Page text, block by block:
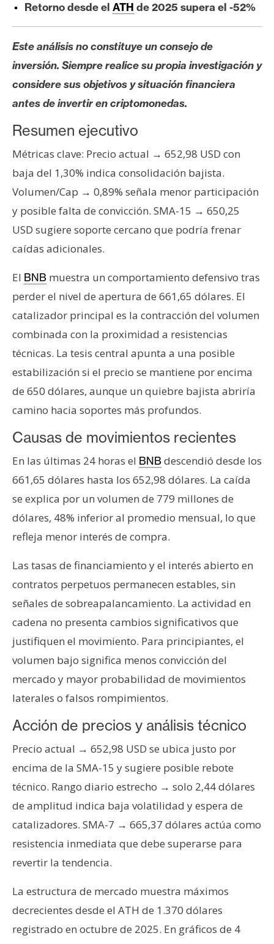
á
l
i
s
s
N
o
a
s
d
P
r
n
s
a
T
e
a
s
R
e
c
r
o
s
C
o
n
t
c
o
y
P
u
l
i
c
d
a
d
Retorno desde el ATH de 2025 supera el -52%
Este análisis no constituye un consejo de
inversión. Siempre realice su propia investigación y
considere sus objetivos y situación financiera
antes de invertir en criptomonedas.
Resumen ejecutivo
Métricas clave: Precio actual → 652,98 USD con
baja del 1,30% indica consolidación bajista.
Volumen/Cap → 0,89% señala menor participación
y posible falta de convicción. SMA-15 → 650,25
USD sugiere soporte cercano que podría frenar
caídas adicionales.
El BNB muestra un comportamiento defensivo tras
perder el nivel de apertura de 661,65 dólares. El
catalizador principal es la contracción del volumen
combinada con la proximidad a resistencias
técnicas. La tesis central apunta a una posible
estabilización si el precio se mantiene por encima
de 650 dólares, aunque un quiebre bajista abriría
camino hacia soportes más profundos.
Causas de movimientos recientes
En las últimas 24 horas el BNB descendió desde los
661,65 dólares hasta los 652,98 dólares. La caída
se explica por un volumen de 779 millones de
dólares, 48% inferior al promedio mensual, lo que
refleja menor interés de compra.
Las tasas de financiamiento y el interés abierto en
contratos perpetuos permanecen estables, sin
señales de sobreapalancamiento. La actividad en
cadena no presenta cambios significativos que
justifiquen el movimiento. Para principiantes, el
volumen bajo significa menos convicción del
mercado y mayor probabilidad de movimientos
laterales o falsos rompimientos.
Acción de precios y análisis técnico
Precio actual → 652,98 USD se ubica justo por
encima de la SMA-15 y sugiere posible rebote
técnico. Rango diario estrecho → solo 2,44 dólares
de amplitud indica baja volatilidad y espera de
catalizadores. SMA-7 → 665,37 dólares actúa como
resistencia inmediata que debe superarse para
revertir la tendencia.
La estructura de mercado muestra máximos
decrecientes desde el ATH de 1.370 dólares
registrado en octubre de 2025. En gráficos de 4